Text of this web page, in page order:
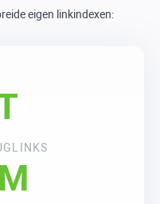
eigen linkindexen: